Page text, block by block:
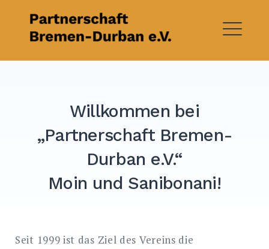
content
Willkommen bei
„Partnerschaft Bremen-
Durban e.V.“
Moin und Sanibonani!
Seit 1999 ist das Ziel des Vereins die